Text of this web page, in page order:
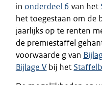
in onderdeel 6 van het
het toegestaan om de
jaarlijks op te renten
de premiestaffel
voorwaarde g van
Bijlage V bij het